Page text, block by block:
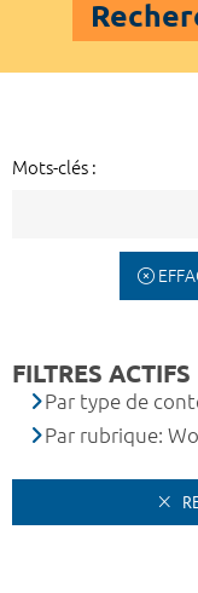
Mots-clés :
FILTRES ACTIFS
Par type de
Par rubrique: